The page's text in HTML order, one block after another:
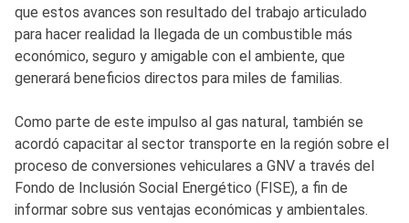
que estos avances son resultado del trabajo articulado
para hacer realidad la llegada de un combustible más
económico, seguro y amigable con el ambiente, que
generará beneficios directos para miles de familias.
Como parte de este impulso al gas natural, también se
acordó capacitar al sector transporte en la región sobre el
proceso de conversiones vehiculares a GNV a través del
Fondo de Inclusión Social Energético (FISE), a fin de
informar sobre sus ventajas económicas y ambientales.